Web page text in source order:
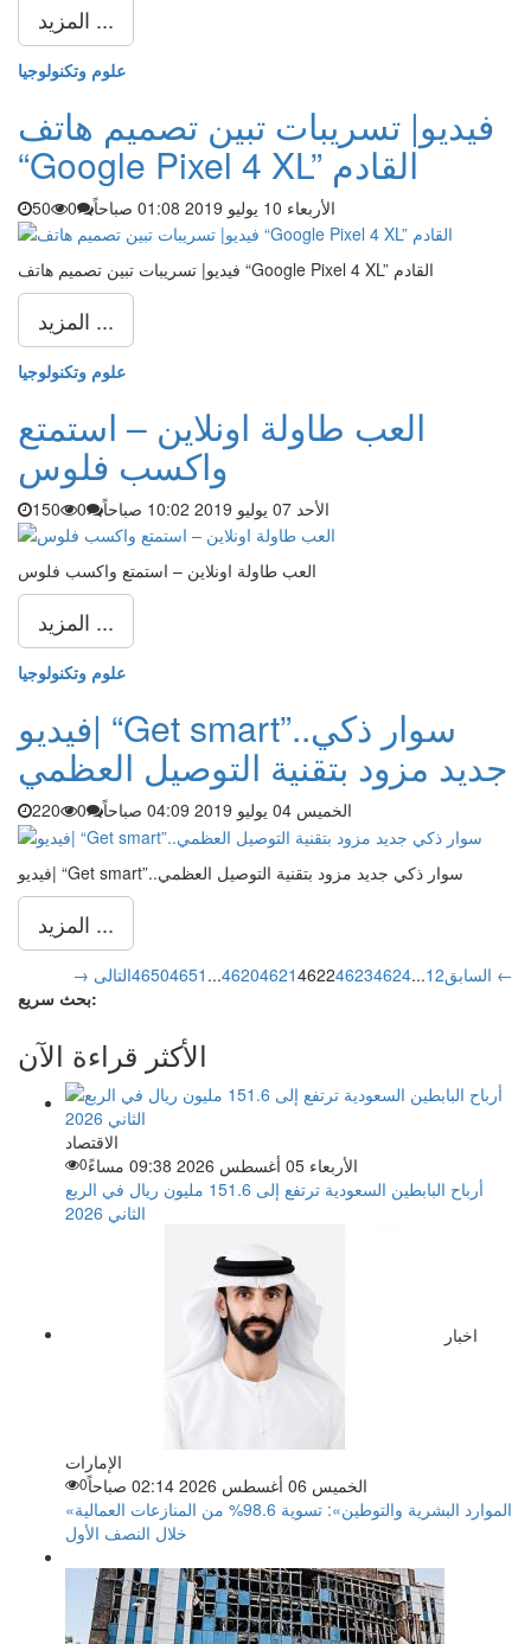
المزيد ...
علوم وتكنولوجيا
فيديو| تسريبات تبين تصميم هاتف
“Google Pixel 4 XL” القادم
الأربعاء 10 يوليو 2019 01:08 صباحاً 0
50
فيديو| تسريبات تبين تصميم هاتف “Google Pixel 4 XL” القادم
المزيد ...
علوم وتكنولوجيا
العب طاولة اونلاين – استمتع
واكسب فلوس
الأحد 07 يوليو 2019 10:02 صباحاً 0
150
العب طاولة اونلاين – استمتع واكسب فلوس
المزيد ...
علوم وتكنولوجيا
فيديو| “Get smart”..سوار ذكي
جديد مزود بتقنية التوصيل العظمي
الخميس 04 يوليو 2019 04:09 صباحاً 0
220
فيديو| “Get smart”..سوار ذكي جديد مزود بتقنية التوصيل العظمي
المزيد ...
→ السابق 12
...
46204621462246234624
...
46504651
التالى ←
بحث سريع:
الأكثر قراءة الآن
الاقتصاد
الأربعاء 05 أغسطس 2026 09:38 مساءً
0
أرباح البابطين السعودية ترتفع إلى 151.6 مليون ريال في الربع
الثاني 2026
اخبار
الإمارات
الخميس 06 أغسطس 2026 02:14 صباحاً
0
«الموارد البشرية والتوطين»: تسوية 98.6% من المنازعات العمالية
خلال النصف الأول